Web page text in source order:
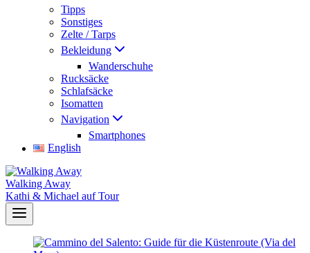
Tipps
Sonstiges
Zelte / Tarps
Bekleidung
Wanderschuhe
Rucksäcke
Schlafsäcke
Isomatten
Navigation
Smartphones
English
Walking Away
Kathi & Michael auf Tour